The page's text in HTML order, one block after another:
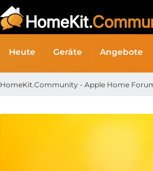
Heute Geräte Angebote
HomeKit.Community - Apple Home